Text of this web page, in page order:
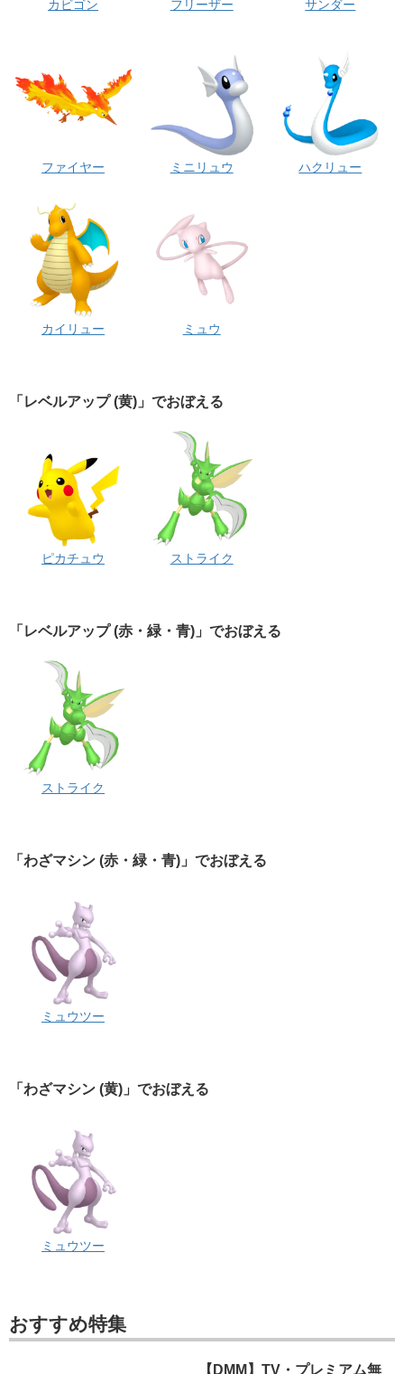
カビゴン フリーザー サンダー
ファイヤー ミニリュウ ハクリュー
カイリュー ミュウ
「レベルアップ (黄)」でおぼえる
ピカチュウ ストライク
「レベルアップ (赤・緑・青)」でおぼえる
ストライク
「わざマシン (赤・緑・青)」でおぼえる
ミュウツー
「わざマシン (黄)」でおぼえる
ミュウツー
おすすめ特集
【DMM】TV・プレミアム無